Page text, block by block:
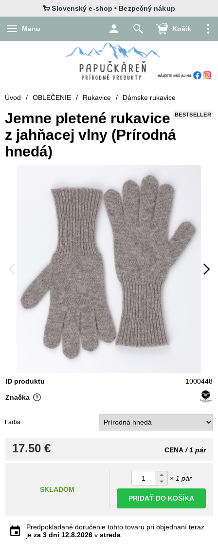
Menu Košík
Úvod / OBLEČENIE / Rukavice / Dámske rukavice
BESTSELLER
Jemne pletené rukavice
z jahňacej vlny (Prírodná
hnedá)
ID produktu 1000448
Značka
Farba
17.50 € CENA / 1 pár
SKLADOM
× 1 pár
PRIDAŤ DO KOŠÍKA
Predpokladané doručenie tohto tovaru pri objednaní teraz
je za 3 dni 12.8.2026 v streda